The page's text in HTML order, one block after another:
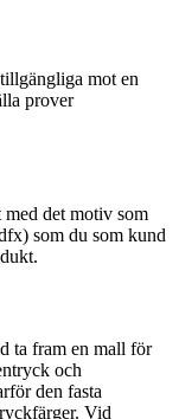
mot en
prover
det motiv som
som du som kund
ta fram en mall för
och
den fasta
Vid